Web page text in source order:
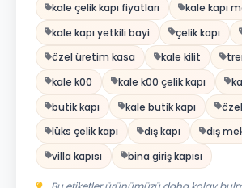
kale çelik kapı fiyatları
kale kapı
kale kapı yetkili bayi
çelik kapı
özel üretim kasa
kale kilit
kale k00
kale k00 çelik kapı
butik kapı
kale butik kapı
lüks çelik kapı
dış kapı
dış
villa kapısı
bina giriş kapısı